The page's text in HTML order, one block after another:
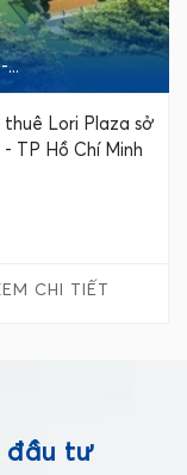
...
thuê Lori Plaza sở
TP Hồ Chí Minh
CHI TIẾT
đầu tư